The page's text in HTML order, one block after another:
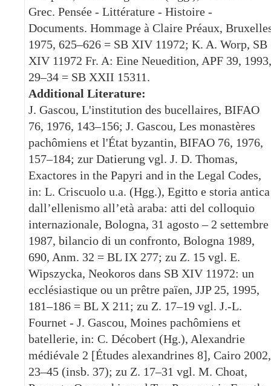
Grec. Pensée - Littérature - Histoire -
Documents. Hommage à Claire Préaux,
1975, 625–626 = SB XIV 11972; K. A. Worp, SB
XIV 11972 Fr. A: Eine Neuedition, APF 39, 1993,
29–34 = SB XXII 15311.
Additional Literature:
J. Gascou, L'institution des bucellaires, BIFAO
76, 1976, 143–156; J. Gascou, Les monastères
pachômiens et l'État byzantin, BIFAO 76, 1976,
157–184; zur Datierung vgl. J. D. Thomas,
Exactores in the Papyri and in the Legal Codes,
in: L. Criscuolo u.a. (Hgg.), Egitto e storia antica
dall’ellenismo all’età araba: atti del colloquio
internazionale, Bologna, 31 agosto – 2 settembre
1987, bilancio di un confronto, Bologna 1989,
690, Anm. 32 = BL IX 277; zu Z. 15 vgl. E.
Wipszycka, Neokoros dans SB XIV 11972: un
ecclésiastique ou un prêtre païen, JJP 25, 1995,
181–186 = BL X 211; zu Z. 17–19 vgl. J.-L.
Fournet - J. Gascou, Moines pachômiens et
batellerie, in: C. Décobert (Hg.), Alexandrie
médiévale 2 [Études alexandrines 8], Cairo 2002,
23–45 (insb. 37); zu Z. 17–31 vgl. M. Choat,